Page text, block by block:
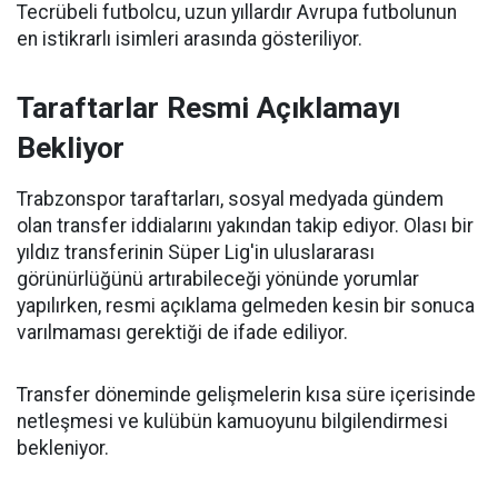
Tecrübeli futbolcu, uzun yıllardır Avrupa futbolunun
en istikrarlı isimleri arasında gösteriliyor.
Taraftarlar Resmi Açıklamayı
Bekliyor
Trabzonspor taraftarları, sosyal medyada gündem
olan transfer iddialarını yakından takip ediyor. Olası bir
yıldız transferinin Süper Lig'in uluslararası
görünürlüğünü artırabileceği yönünde yorumlar
yapılırken, resmi açıklama gelmeden kesin bir sonuca
varılmaması gerektiği de ifade ediliyor.
Transfer döneminde gelişmelerin kısa süre içerisinde
netleşmesi ve kulübün kamuoyunu bilgilendirmesi
bekleniyor.